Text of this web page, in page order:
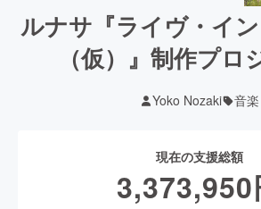
ルナサ『ライヴ・イ
（仮）』制作プロ
Yoko Nozaki 音楽
現在の支援総額
3,373,950